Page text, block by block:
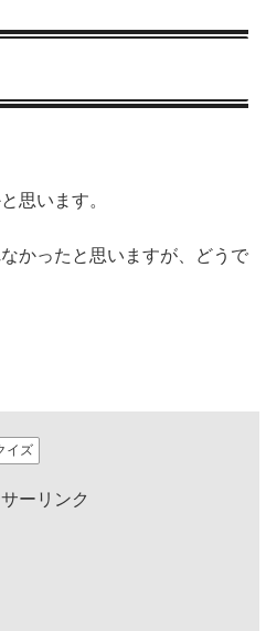
思います。
かったと思いますが、どうで
イズ
ーリンク